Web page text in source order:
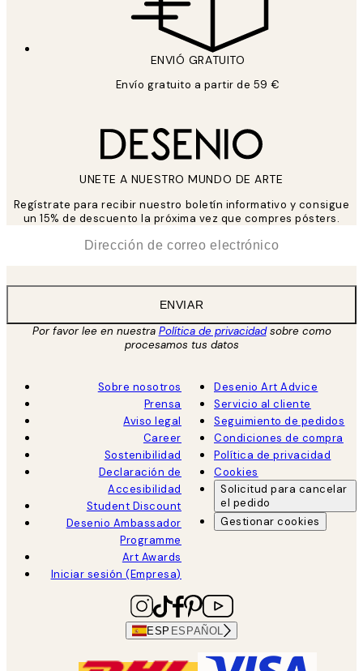
ENVIÓ GRATUITO
Envío gratuito a partir de 59 €
UNETE A NUESTRO MUNDO DE ARTE
Regístrate para recibir nuestro boletín informativo y consigue
un 15% de descuento la próxima vez que compres pósters.
ENVIAR
Por favor lee en nuestra Política de privacidadsobre como
procesamos tus datos
Sobre nosotros
Prensa
Aviso legal
Career
Sostenibilidad
Declaración de
Accesibilidad
Student Discount
Desenio Ambassador
Programme
Art Awards
Iniciar sesión (Empresa)
Desenio Art Advice
Servicio al cliente
Seguimiento de pedidos
Condiciones de compra
Política de privacidad
Cookies
Solicitud para cancelar
el pedido
Gestionar cookies
ESP ESPAÑOL